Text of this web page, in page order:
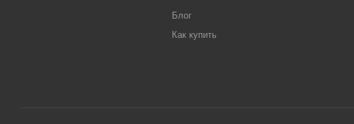
Блог
Как купить